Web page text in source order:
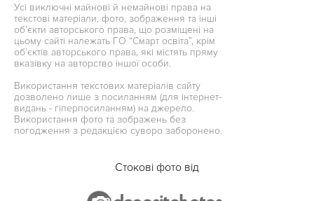
Усі виключні майнові й немайнові права на
текстові матеріали, фото, зображення та інші
об’єкти авторського права, що розміщені на
цьому сайті належать ГО “Смарт освіта”, крім
об’єктів авторського права, які містять пряму
вказівку на авторство іншої особи.
Використання текстових матеріалів сайту
дозволено лише з посиланням (для інтернет-
видань - гіперпосиланням) на джерело.
Використання фото та зображень без
погодження з редакцією суворо заборонено.
Стокові фото від